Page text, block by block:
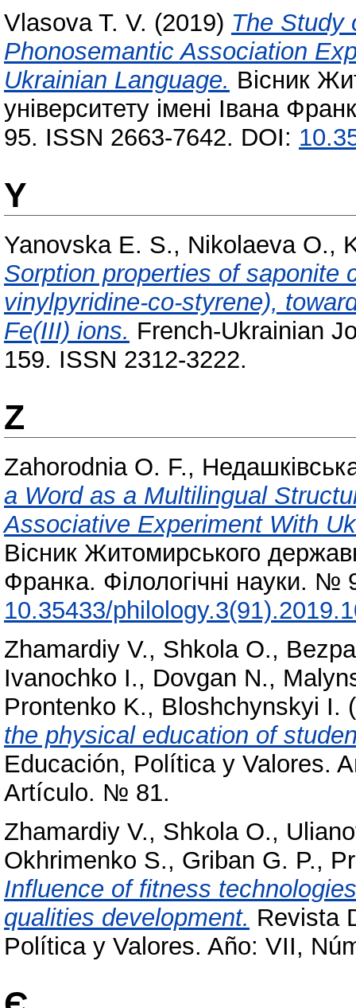
Vlasova T. V. (2019) The Study
Phonosemantic Association
Ukrainian Language. Вісник
університету імені Івана
95. ISSN 2663-7642. DOI:
Y
Yanovska E. S., Nikolaeva O.,
Sorption properties of saponite
vinylpyridine-co-styrene),
Fe(III) ions. French-Ukrainian
159. ISSN 2312-3222.
Z
Zahorodnia O. F.,
a Word as a Multilingual
Associative Experiment With
Вісник Житомирського
Франка. Філологічні науки.
10.35433/
Zhamardiy V., Shkola O.,
Ivanochko I., Dovgan N.,
Prontenko K., Bloshchynskyi I.
the physical education of
Educación, Política y Valores.
Artículo. № 81.
Zhamardiy V., Shkola O.,
Okhrimenko S., Griban G. P.,
Influence of fitness
qualities development. Revista
Política y Valores. Año: VII,